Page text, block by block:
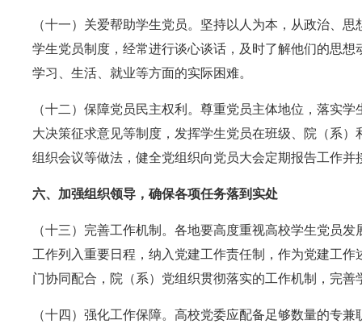
（十一）关爱帮助学生党员。坚持以人为本，从政治、
学生党员制度，经常进行谈心谈话，及时了解他们的思
学习、生活、就业等方面的实际困难。
（十二）保障党员民主权利。尊重党员主体地位，落实
大决策征求意见等制度，发挥学生党员在班级、院（系
组织会议等做法，健全党组织向党员大会定期报告工作
六、加强组织领导，确保各项任务落到实处
（十三）完善工作机制。各地要高度重视高校学生党员
工作列入重要日程，纳入党建工作责任制，作为党建工
门协同配合，院（系）党组织贯彻落实的工作机制，完
（十四）强化工作保障。高校党委应配备足够数量的专